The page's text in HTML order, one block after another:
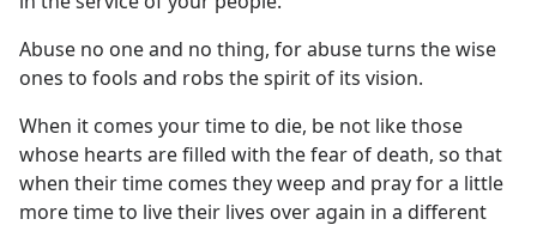
Abuse no one and no thing, for abuse turns the wise
ones to fools and robs the spirit of its vision.
When it comes your time to die, be not like those
whose hearts are filled with the fear of death, so that
when their time comes they weep and pray for a little
more time to live their lives over again in a different